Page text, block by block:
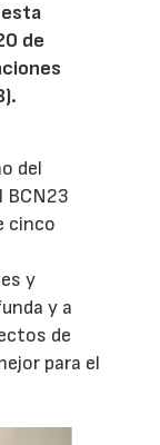
de
del
BCN23
cinco
y
y a
de
para el